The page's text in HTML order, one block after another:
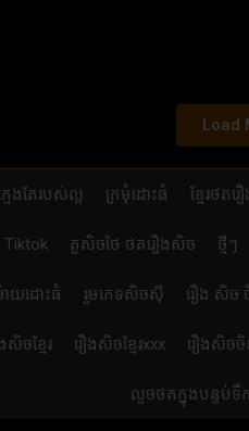
Load
មេងតែរបស់ល្អ ក្រមុំដោះធំ ខ្មែរថត
Tiktok តួសិចថៃ ថតរឿងសិច ថ្មីៗ
ាយដោះធំ រួមភេទសិចស៊ី រឿង សិ
សិចខ្មែរ រឿងសិចខ្មែរxxx រឿងសិចចិ
លួចថតក្នុងបន្ទប់ទឹក